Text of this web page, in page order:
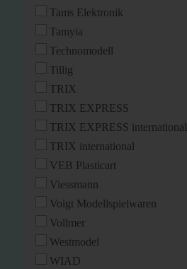
Tams Elektronik
Tamyia
Technomodell
Tillig
TRIX
TRIX EXPRESS
TRIX EXPRESS international
TRIX international
VEB Plasticart
Viessmann
Voigt Modellspielwaren
Vollmer
Westmodel
WIAD